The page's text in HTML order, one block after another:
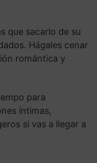
que sacarlo de su
Hágales cenar
romántica y
para
íntimas,
si vas a llegar a